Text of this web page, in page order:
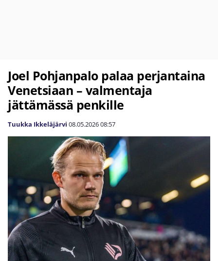
Joel Pohjanpalo palaa perjantaina
Venetsiaan – valmentaja
jättämässä penkille
Tuukka Ikkeläjärvi 08.05.202608:57